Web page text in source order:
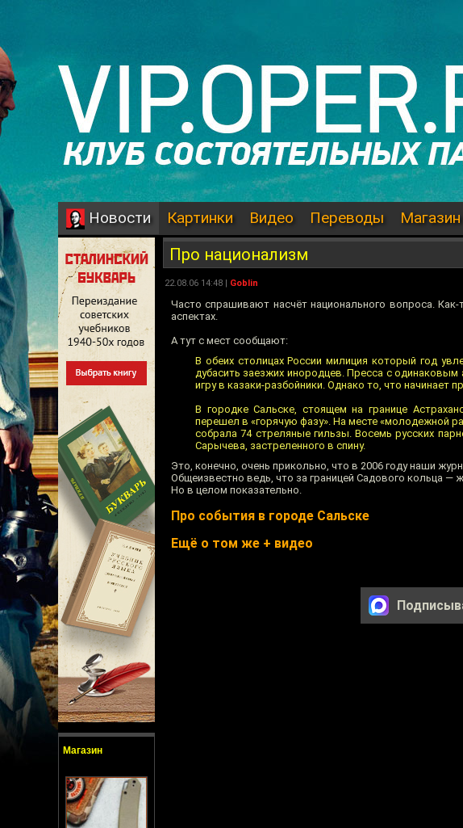
Новости Картинки Видео Переводы Магазин
Магазин
Про национализм
22.08.06 14:48 | Goblin
Часто спрашивают насчёт национального вопроса.
аспектах.
А тут с мест сообщают:
В обеих столицах России милиция который год
дубасить заезжих инородцев. Пресса с одинаковым
игру в казаки-разбойники. Однако то, что начинает
В городке Сальске, стоящем на границе
перешел в «горячую фазу». На месте «молодежной
собрала 74 стреляные гильзы. Восемь русских
Сарычева, застреленного в спину.
Это, конечно, очень прикольно, что в 2006 году наши
Общеизвестно ведь, что за границей Садового кольца —
Но в целом показательно.
Про события в городе Сальске
Ещё о том же + видео